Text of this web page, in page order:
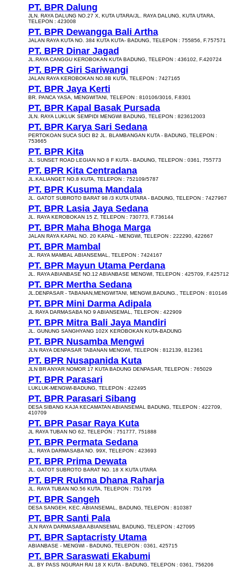
PT. BPR Dalung
JLN. RAYA DALUNG NO.27 X, KUTA UTARA/JL. RAYA DALUNG, KUTA UTARA,
TELEPON : 423008
PT. BPR Dewangga Bali Artha
JALAN RAYA KUTA NO. 384 KUTA KUTA- BADUNG, TELEPON : 755856, F.757571
PT. BPR Dinar Jagad
JL.RAYA CANGGU KEROBOKAN KUTA BADUNG, TELEPON : 436102, F.420724
PT. BPR Giri Sariwangi
JALAN RAYA KEROBOKAN NO.8B KUTA, TELEPON : 7427165
PT. BPR Jaya Kerti
BR. PANCA YASA, MENGWITANI, TELEPON : 810106/3016, F.8301
PT. BPR Kapal Basak Pursada
JLN. RAYA LUKLUK SEMPIDI MENGWI BADUNG, TELEPON : 823612003
PT. BPR Karya Sari Sedana
PERTOKOAN SUCA SUCI B2 JL. BLAMBANGAN KUTA - BADUNG, TELEPON :
753665
PT. BPR Kita
JL. SUNSET ROAD LEGIAN NO 8 F KUTA - BADUNG, TELEPON : 0361, 755773
PT. BPR Kita Centradana
JL.KALIANGET NO.8 KUTA, TELEPON : 752109/5787
PT. BPR Kusuma Mandala
JL. GATOT SUBROTO BARAT 98 /3 KUTA UTARA - BADUNG, TELEPON : 7427967
PT. BPR Lasia Jaya Sedana
JL. RAYA KEROBOKAN 15 Z, TELEPON : 730773, F.736144
PT. BPR Maha Bhoga Marga
JALAN RAYA KAPAL NO. 20 KAPAL - MENGWI, TELEPON : 222290, 422667
PT. BPR Mambal
JL. RAYA MAMBAL ABIANSEMAL, TELEPON : 7424167
PT. BPR Mayun Utama Perdana
JL. RAYA ABIANBASE NO.12 ABIANBASE MENGWI, TELEPON : 425709, F.425712
PT. BPR Mertha Sedana
JL.DENPASAR - TABANAN,MENGWITANI, MENGWI,BADUNG., TELEPON : 810146
PT. BPR Mini Darma Adipala
JL RAYA DARMASABA NO 9 ABIANSEMAL, TELEPON : 422909
PT. BPR Mitra Bali Jaya Mandiri
JL. GUNUNG SANGHYANG 102X KEROBOKAN KUTA-BADUNG
PT. BPR Nusamba Mengwi
JLN RAYA DENPASAR TABANAN MENGWI, TELEPON : 812139, 812361
PT. BPR Nusapanida Kuta
JLN BR ANYAR NOMOR 17 KUTA BADUNG DENPASAR, TELEPON : 765029
PT. BPR Parasari
LUKLUK-MENGWI-BADUNG, TELEPON : 422495
PT. BPR Parasari Sibang
DESA SIBANG KAJA KECAMATAN ABIANSEMAL BADUNG, TELEPON : 422709,
410709
PT. BPR Pasar Raya Kuta
JL RAYA TUBAN NO 62, TELEPON : 751777, 751888
PT. BPR Permata Sedana
JL. RAYA DARMASABA NO. 99X, TELEPON : 423693
PT. BPR Prima Dewata
JL. GATOT SUBROTO BARAT NO. 18 X KUTA UTARA
PT. BPR Rukma Dhana Raharja
JL. RAYA TUBAN NO.56 KUTA, TELEPON : 751795
PT. BPR Sangeh
DESA SANGEH, KEC. ABIANSEMAL, BADUNG, TELEPON : 810387
PT. BPR Santi Pala
JLN RAYA DARMASABA ABIANSEMAL BADUNG, TELEPON : 427095
PT. BPR Saptacristy Utama
ABIANBASE - MENGWI - BADUNG, TELEPON : 0361, 425715
PT. BPR Saraswati Ekabumi
JL. BY PASS NGURAH RAI 18 X KUTA - BADUNG, TELEPON : 0361, 756206